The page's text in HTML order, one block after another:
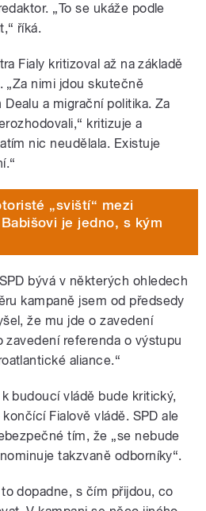
„To se ukáže podle
říká.
Fialy kritizoval až na základě
„Za nimi jdou skutečně
a migrační politika. Za
kritizuje a
nic neudělala. Existuje
„sviští“ mezi
je jedno, s kým
bývá v některých ohledech
kampaně jsem od předsedy
že mu jde o zavedení
referenda o výstupu
aliance.“
budoucí vládě bude kritický,
Fialově vládě. SPD ale
tím, že „se nebude
takzvaně odborníky“.
dopadne, s čím přijdou, co